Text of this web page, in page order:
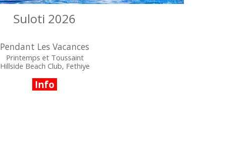
Suloti 2026
Pendant Les Vacances
Printemps et Toussaint
Hillside Beach Club, Fethiye
Info